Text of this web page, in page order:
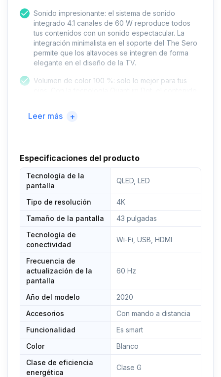
Sonido impresionante: el sistema de sonido
integrado 4.1 canales de 60 W reproduce todos
tus contenidos con un sonido espectacular. La
integración minimalista en el soporte del The Sero
permite que los altavoces se integren de forma
elegante en el diseño de la TV.
Volumen de color 100 %: solo lo mejor para tus
oscuras como claras.
diseño elegante garantiza una integración sencilla
en tu ambiente de vida y muchos puntos a tus
invitados.
Escala AI Upscaling: desde colores y texturas hasta
la relación de luz y contraste: el Sero analiza cada
escena y escalea tus películas y vídeos en calidad
de imagen 4K, incluso en fuentes de contenido
que no están disponibles en resolución 4K.
Leer más +
Especificaciones del producto
Tecnología de la
pantalla
QLED, LED
Tipo de resolución
4K
Tamaño de la pantalla
43 pulgadas
Tecnología de
conectividad
Wi-Fi, USB, HDMI
Frecuencia de
actualización de la
pantalla
60 Hz
Año del modelo
2020
Accesorios
Con mando a distancia
Funcionalidad
Es smart
Color
Blanco
Clase de eficiencia
energética
Clase G